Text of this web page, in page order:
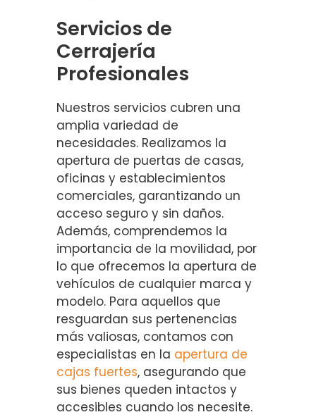
Servicios de
Cerrajería
Profesionales
Nuestros servicios cubren una
amplia variedad de
necesidades. Realizamos la
apertura de puertas de casas,
oficinas y establecimientos
comerciales, garantizando un
acceso seguro y sin daños.
Además, comprendemos la
importancia de la movilidad, por
lo que ofrecemos la apertura de
vehículos de cualquier marca y
modelo. Para aquellos que
resguardan sus pertenencias
más valiosas, contamos con
especialistas en la apertura de
cajas fuertes, asegurando que
sus bienes queden intactos y
accesibles cuando los necesite.